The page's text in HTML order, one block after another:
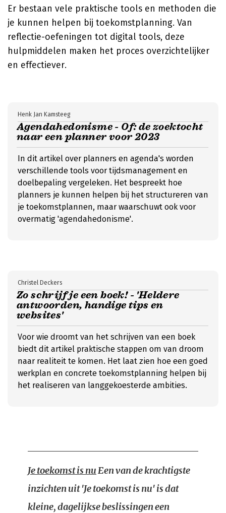
Er bestaan vele praktische tools en methoden die
je kunnen helpen bij toekomstplanning. Van
reflectie-oefeningen tot digital tools, deze
hulpmiddelen maken het proces overzichtelijker
en effectiever.
Agendahedonisme - Of: de zoektocht
naar een planner voor 2023
Henk Jan Kamsteeg
In dit artikel over planners en agenda's worden
verschillende tools voor tijdsmanagement en
doelbepaling vergeleken. Het bespreekt hoe
planners je kunnen helpen bij het structureren van
je toekomstplannen, maar waarschuwt ook voor
overmatig 'agendahedonisme'.
Zo schrijf je een boek! - 'Heldere
antwoorden, handige tips en
websites'
Christel Deckers
Voor wie droomt van het schrijven van een boek
biedt dit artikel praktische stappen om van droom
naar realiteit te komen. Het laat zien hoe een goed
werkplan en concrete toekomstplanning helpen bij
het realiseren van langgekoesterde ambities.
Je toekomst is nuEen van de krachtigste
inzichten uit 'Je toekomst is nu' is dat
kleine, dagelijkse beslissingen een